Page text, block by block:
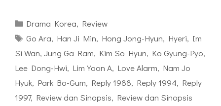
Kategori
Drama Korea, Review
Tag
Go Ara, Han Ji Min, Hong Jong-Hyun, Hyeri, Im
Si Wan, Jung Ga Ram, Kim So Hyun, Ko Gyung-Pyo,
Lee Dong-Hwi, Lim Yoon A, Love Alarm, Nam Jo
Hyuk, Park Bo-Gum, Reply 1988, Reply 1994, Reply
1997, Review dan Sinopsis, Review dan Sinopsis